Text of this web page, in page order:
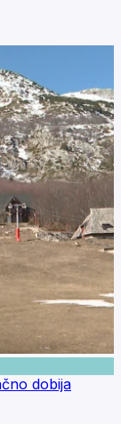
dobija